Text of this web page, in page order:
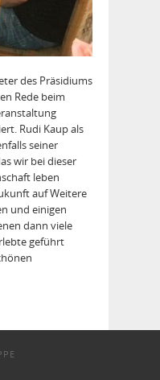
des Präsidiums
Rede beim
Rudi Kaup als
seiner
wir bei dieser
leben
auf Weitere
und einigen
dann viele
geführt